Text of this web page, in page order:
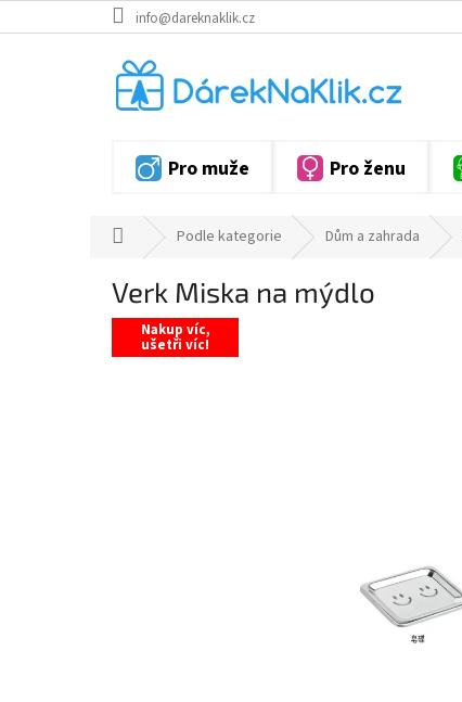
na
info@dareknaklik.cz
Pro muže Pro ženu
Domů Podle kategorie Dům a zahrada
Verk Miska na mýdlo
Nakup víc,
ušetři víc!